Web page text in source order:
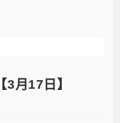
【3月17日】